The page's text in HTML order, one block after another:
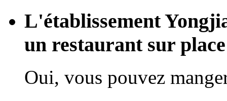
L'établissement
un restaurant sur
Oui, vous pouvez